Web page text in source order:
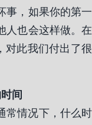
事，如果你的第一
人也会这样做。在
对此我们付出了很
间
常情况下，什么时